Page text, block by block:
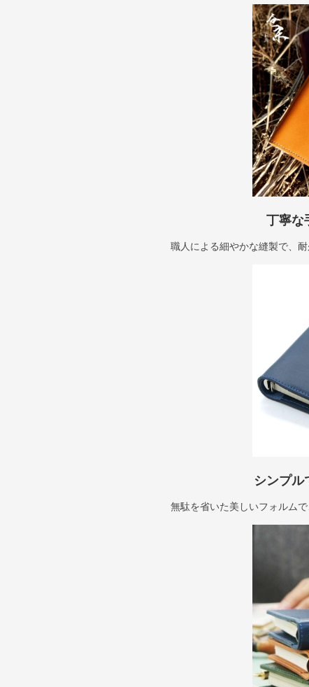
丁寧な
職人による細やかな縫製で、
シンプル
無駄を省いた美しいフォルム